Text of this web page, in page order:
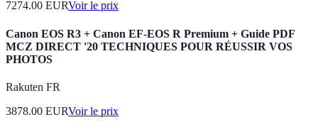
7274.00 EURVoir le prix
Canon EOS R3 + Canon EF-EOS R Premium + Guide PDF
MCZ DIRECT '20 TECHNIQUES POUR RÉUSSIR VOS
PHOTOS
Rakuten FR
3878.00 EURVoir le prix